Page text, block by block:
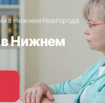
в Нижнем Новгороде
в Нижнем